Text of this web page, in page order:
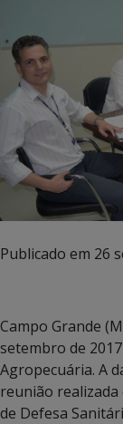
Publicado em 26
Campo Grande
setembro de
Agropecuária. A
reunião realizada
de Defesa